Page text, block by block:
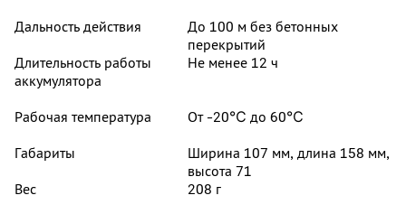
Дальность действия
До 100 м без бетонных
перекрытий
Длительность работы
аккумулятора
Не менее 12 ч
Рабочая температура
От -20℃ до 60℃
Габариты
Ширина 107 мм, длина 158 мм,
высота 71
Вес
208 г